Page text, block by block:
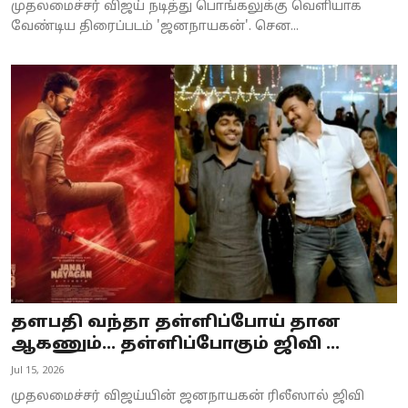
முதலமைச்சர் விஜய் நடித்து பொங்கலுக்கு வெளியாக
வேண்டிய திரைப்படம் 'ஜனநாயகன்'. சென...
தளபதி வந்தா தள்ளிப்போய் தான
ஆகணும்… தள்ளிப்போகும் ஜிவி ...
Jul 15, 2026
முதலமைச்சர் விஜய்யின் ஜனநாயகன் ரிலீஸால் ஜிவி